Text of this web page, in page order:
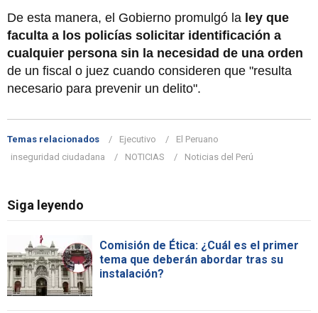
De esta manera, el Gobierno promulgó la ley que
faculta a los policías solicitar identificación a
cualquier persona sin la necesidad de una orden
de un fiscal o juez cuando consideren que "resulta
necesario para prevenir un delito".
Temas relacionados Ejecutivo
El Peruano
inseguridad ciudadana
NOTICIAS Noticias del Perú
Siga leyendo
Comisión de Ética: ¿Cuál es el primer
tema que deberán abordar tras su
instalación?